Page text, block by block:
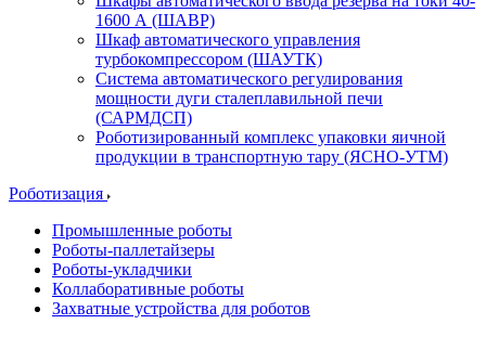
1600 А (ШАВР)
Шкаф автоматического управления
турбокомпрессором (ШАУТК)
Система автоматического регулирования
мощности дуги сталеплавильной печи
(САРМДСП)
Роботизированный комплекс упаковки яичной
продукции в транспортную тару (ЯСНО-УТМ)
Роботизация
Промышленные роботы
Роботы-паллетайзеры
Роботы-укладчики
Коллаборативные роботы
Захватные устройства для роботов